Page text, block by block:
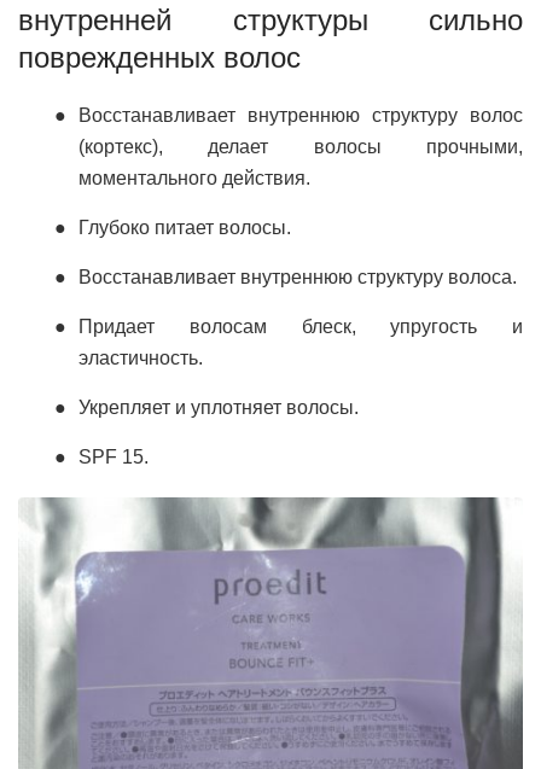
внутренней структуры сильно
поврежденных волос
Восстанавливает внутреннюю структуру волос
(кортекс), делает волосы прочными,
моментального действия.
Глубоко питает волосы.
Восстанавливает внутреннюю структуру волоса.
Придает волосам блеск, упругость и
эластичность.
Укрепляет и уплотняет волосы.
SPF 15.